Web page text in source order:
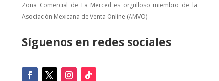
Zona Comercial de La Merced es orgulloso miembro de la
Asociación Mexicana de Venta Online (AMVO)
Síguenos en redes sociales